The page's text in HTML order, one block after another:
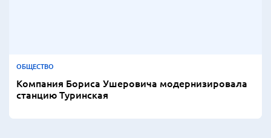
ОБЩЕСТВО
Компания Бориса Ушеровича модернизировала
станцию Туринская